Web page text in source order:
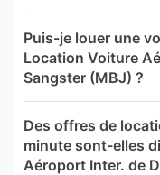
Puis-je louer une
Location Voiture
Sangster (MBJ) ?
Des offres de
minute sont-elles
Aéroport Inter. de